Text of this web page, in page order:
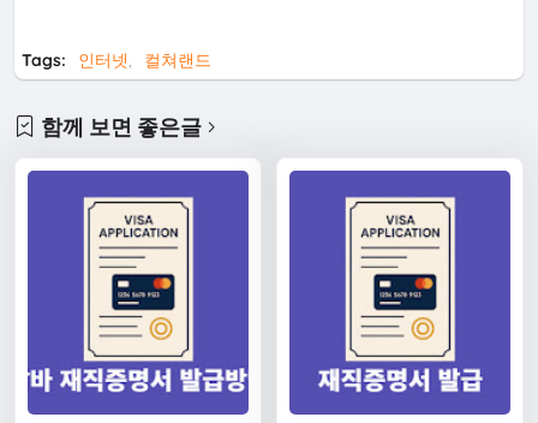
Tags: 인터넷 컬쳐랜드
함께 보면 좋은글